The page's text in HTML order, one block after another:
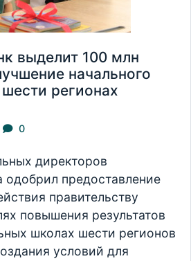
выделит 100 млн
начального
регионах
0
директоров
одобрил предоставление
правительству
повышения результатов
школах шести регионов
условий для